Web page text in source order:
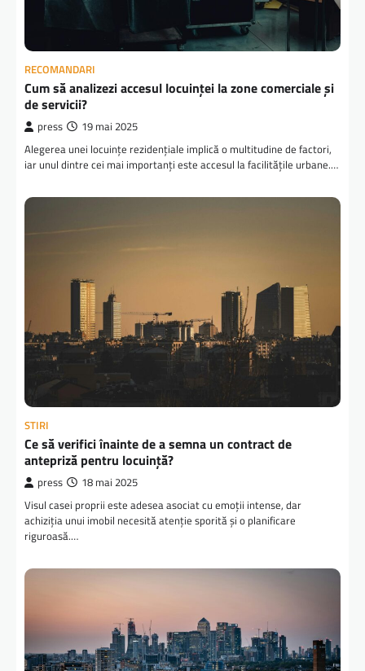
RECOMANDARI
Cum să analizezi accesul locuinței la zone comerciale și
de servicii?
press 19 mai 2025
Alegerea unei locuințe rezidențiale implică o multitudine de factori,
iar unul dintre cei mai importanți este accesul la facilitățile urbane.…
STIRI
Ce să verifici înainte de a semna un contract de
antepriză pentru locuință?
press 18 mai 2025
Visul casei proprii este adesea asociat cu emoții intense, dar
achiziția unui imobil necesită atenție sporită și o planificare
riguroasă.…